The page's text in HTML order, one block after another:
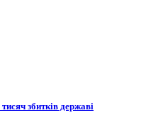
збитків державі